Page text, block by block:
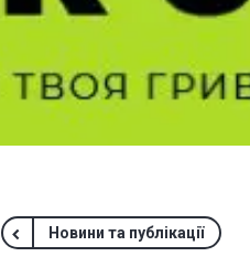
Новини та публікації